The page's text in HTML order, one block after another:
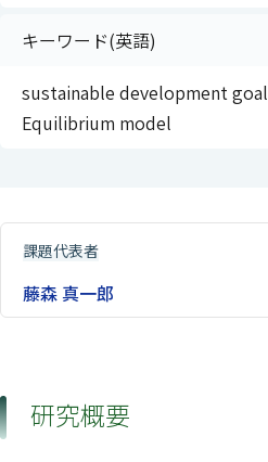
キーワード(英語)
sustainable development
Equilibrium model
課題代表者
藤森 真一郎
研究概要